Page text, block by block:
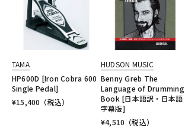
TAMA
HP600D [Iron Cobra 600
Single Pedal]
¥15,400 （税込）
HUDSON MUSIC
Benny Greb The
Language of Drumming
Book [日本語訳・日本語
字幕版]
¥4,510 （税込）